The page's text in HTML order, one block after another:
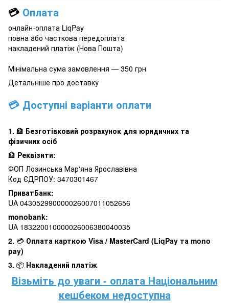
💳 Оплата
онлайн-оплата LiqPay
повна або часткова передоплата
накладений платіж (Нова Пошта)
Мінімальна сума замовлення — 350 грн
Детальніше про доставку
💳 Доступні варіанти оплати
1. 🏦 Безготівковий розрахунок для юридичних та
фізичних осіб
🏦 Реквізити:
ФОП Лозинська Мар'яна Ярославівна
Код ЄДРПОУ: 3470301467
ПриватБанк:
UA 043052990000026007011052656
monobank:
UA 183220010000026006380040035
2. 💳 Оплата карткою Visa / MasterCard (LiqPay та mono
pay)
3. 📦 Накладений платіж
Візьміть до уваги - оплата Національним
кешбеком недоступна